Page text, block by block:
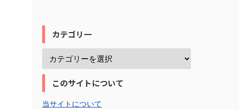
カテゴリ一
このサイトについて
当サイトについて